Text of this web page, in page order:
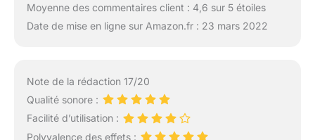
Moyenne des commentaires client : 4,6 sur 5 étoiles
Date de mise en ligne sur Amazon.fr : 23 mars 2022
Note de la rédaction 17/20
Qualité sonore :
Facilité d’utilisation :
Polyvalence des effets :